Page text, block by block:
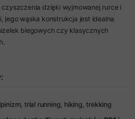
dzięki wyjmowanej rurce i
jego wąska konstrukcja jest idealna
biegowych czy klasycznych
trial running, hiking, trekking